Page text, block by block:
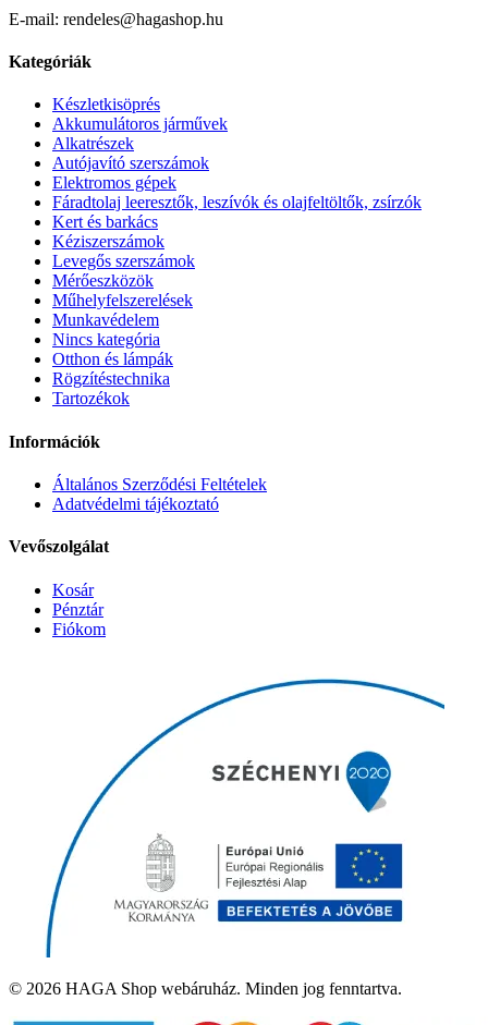
E-mail: rendeles@hagashop.hu
Kategóriák
Készletkisöprés
Akkumulátoros járművek
Alkatrészek
Autójavító szerszámok
Elektromos gépek
Fáradtolaj leeresztők, leszívók és olajfeltöltők, zsírzók
Kert és barkács
Kéziszerszámok
Levegős szerszámok
Mérőeszközök
Műhelyfelszerelések
Munkavédelem
Nincs kategória
Otthon és lámpák
Rögzítéstechnika
Tartozékok
Információk
Általános Szerződési Feltételek
Adatvédelmi tájékoztató
Vevőszolgálat
Kosár
Pénztár
Fiókom
© 2026 HAGA Shop webáruház. Minden jog fenntartva.